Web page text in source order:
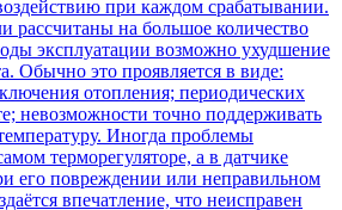
при каждом срабатывании.
рассчитаны на большое количество
эксплуатации возможно ухудшение
Обычно это проявляется в виде:
отопления; периодических
невозможности точно поддерживать
Иногда проблемы
терморегуляторе, а в датчике
его повреждении или неправильном
впечатление, что неисправен